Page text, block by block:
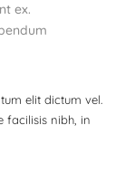
ex.
elit dictum vel.
facilisis nibh, in